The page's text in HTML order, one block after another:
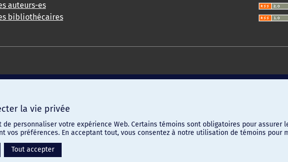
auteurs-es
bibliothécaires
la vie privée
de personnaliser votre expérience Web. Certains témoins sont obligatoires pour assurer
vos préférences. En acceptant tout, vous consentez à notre utilisation de témoins pour
Tout accepter